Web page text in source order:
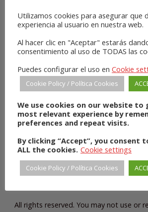
map]
SHOPS
All rights reserved. You may not use or
Utilizamos cookies para asegurar que
experiencia al usuario en nuestra web.
Al hacer clic en "Aceptar" estarás
consentimiento al uso de TODAS las
Puedes configurar el uso en Cookie
Cookie Policy / Política Cookies
We use cookies on our website to
most relevant experience by
preferences and repeat visits.
By clicking “Accept”, you consent
ALL the cookies. Cookie settings
Cookie Policy / Política Cookies